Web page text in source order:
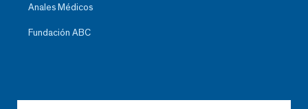
Anales Médicos
Fundación ABC